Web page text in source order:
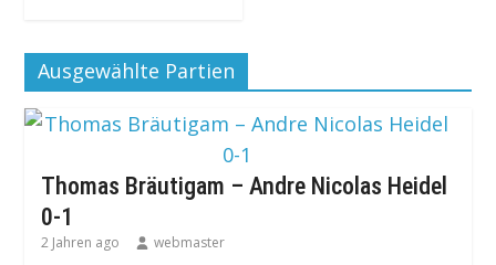
Ausgewählte Partien
Thomas Bräutigam – Andre Nicolas Heidel
0-1
2 Jahren ago webmaster